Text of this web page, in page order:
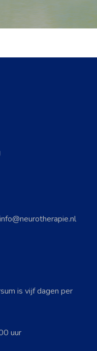
is vijf dagen per
uur